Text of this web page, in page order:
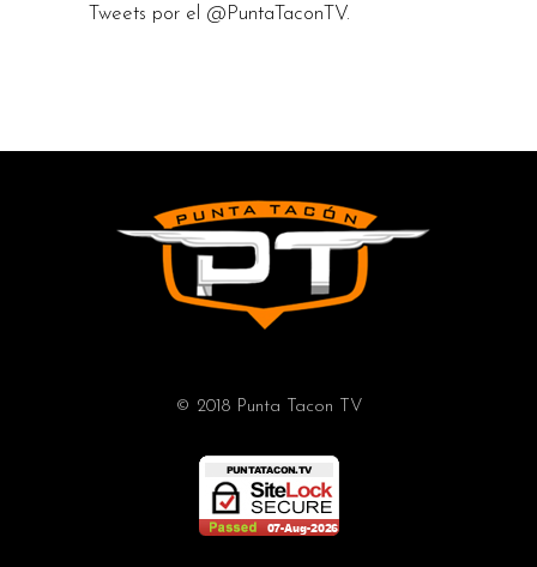
Tweets por el @PuntaTaconTV.
© 2018 Punta Tacon TV